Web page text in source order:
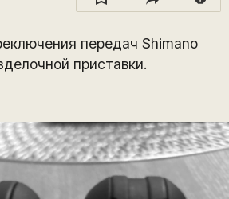
передач Shimano
приставки.